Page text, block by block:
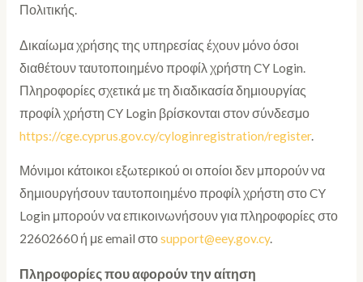
Πολιτικής.
Δικαίωμα χρήσης της υπηρεσίας έχουν μόνο όσοι
διαθέτουν ταυτοποιημένο προφίλ χρήστη CY Login.
Πληροφορίες σχετικά με τη διαδικασία δημιουργίας
προφίλ χρήστη CY Login βρίσκονται στον σύνδεσμο
https://cge.cyprus.gov.cy/cyloginregistration/register.
Μόνιμοι κάτοικοι εξωτερικού οι οποίοι δεν μπορούν να
δημιουργήσουν ταυτοποιημένο προφίλ χρήστη στο CY
Login μπορούν να επικοινωνήσουν για πληροφορίες στο
22602660 ή με email στοsupport@eey.gov.cy.
Πληροφορίες που αφορούν την αίτηση